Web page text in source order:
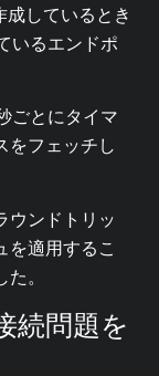
成しているとき
いるエンドポ
ごとにタイマ
をフェッチし
ウンドトリッ
を適用するこ
。
続問題を